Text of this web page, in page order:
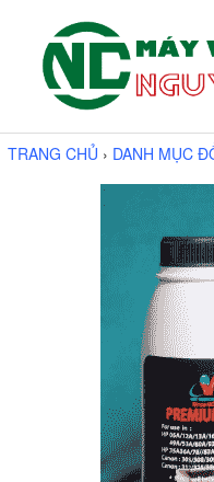
TRANG CHỦ › DANH MỤC